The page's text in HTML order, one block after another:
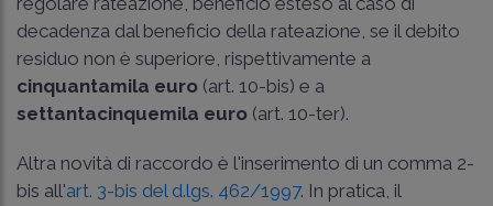
decadenza dal beneficio della rateazione, se il debito
residuo non è superiore, rispettivamente a
cinquantamila euro (art. 10-bis) e a
settantacinquemila euro (art. 10-ter).
Altra novità di raccordo è l'inserimento di un comma 2-
bis all'art. 3-bis del d.lgs. 462/1997. In pratica, il